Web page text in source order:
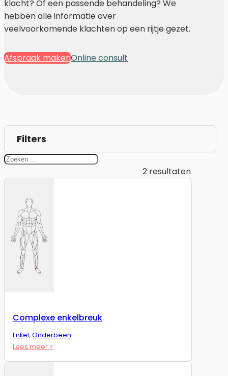
klacht? Of een passende behandeling? We
hebben alle informatie over
veelvoorkomende klachten op een rijtje gezet.
Afspraak makenOnline consult
Filters
2 resultaten
Complexe enkelbreuk
Enkel, Onderbeen
Lees meer >